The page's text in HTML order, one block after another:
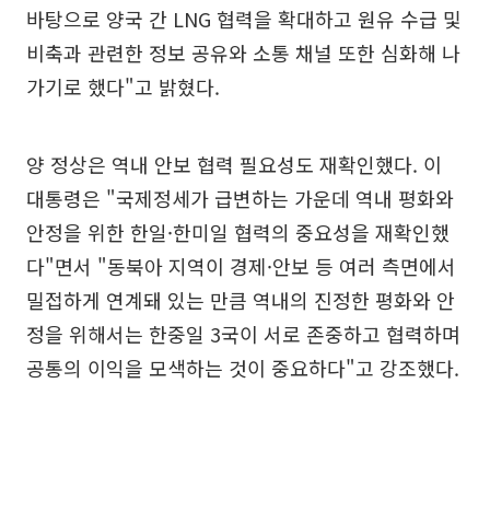
바탕으로 양국 간 LNG 협력을 확대하고 원유 수급 및
비축과 관련한 정보 공유와 소통 채널 또한 심화해 나
가기로 했다"고 밝혔다.
양 정상은 역내 안보 협력 필요성도 재확인했다. 이
대통령은 "국제정세가 급변하는 가운데 역내 평화와
안정을 위한 한일·한미일 협력의 중요성을 재확인했
다"면서 "동북아 지역이 경제·안보 등 여러 측면에서
밀접하게 연계돼 있는 만큼 역내의 진정한 평화와 안
정을 위해서는 한중일 3국이 서로 존중하고 협력하며
공통의 이익을 모색하는 것이 중요하다"고 강조했다.